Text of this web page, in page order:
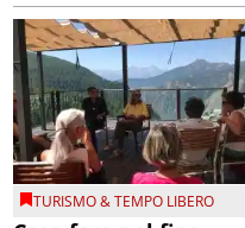
TURISMO & TEMPO LIBERO